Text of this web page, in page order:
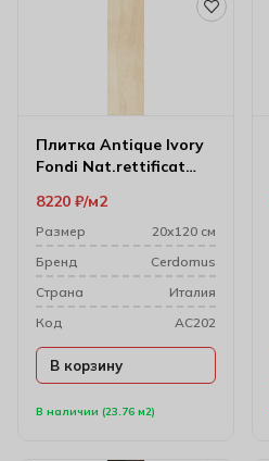
Плитка Antique Ivory
Fondi Nat.rettificat
В наличии (23.76 м2)
8220 ₽ м2
Размер
20х120 см
Бренд
Cerdomus
Cтрана
Италия
Код
AC202
В корзину